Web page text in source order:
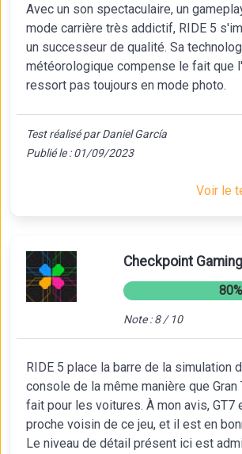
Avec un son spectaculaire, un
mode carrière très addictif, RIDE 5
un successeur de qualité. Sa
météorologique compense le fait que
ressort pas toujours en mode photo.
Test réalisé par Daniel García
Publié le : 01/09/2023
Voir le
Checkpoint Gaming
80%
Note : 8 / 10
RIDE 5 place la barre de la simulation
console de la même manière que Gran
fait pour les voitures. À mon avis, GT7
proche voisin de ce jeu, et il est en
Le niveau de détail présent ici est